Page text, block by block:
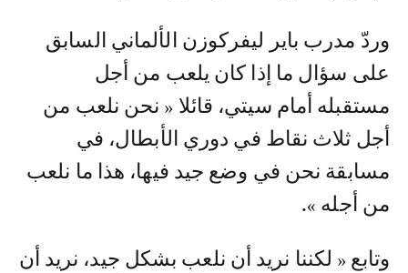
وردّ مدرب باير ليفركوزن الألماني السابق
على سؤال ما إذا كان يلعب من أجل
مستقبله أمام سيتي، قائلا « نحن نلعب من
أجل ثلاث نقاط في دوري الأبطال، في
مسابقة نحن في وضع جيد فيها، هذا ما نلعب
من أجله ».
وتابع « لكننا نريد أن نلعب بشكل جيد، نريد أن